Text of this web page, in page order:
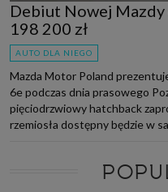
Debiut Nowej Mazdy
198 200 zł
AUTO DLA NIEGO
Mazda Motor Poland
6e podczas dnia prasowego
pięciodrzwiowy hatchback
rzemiosła dostępny będzie w